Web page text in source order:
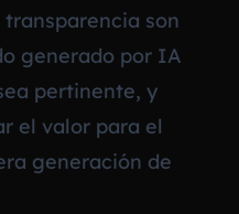
son
generado por IA
pertinente, y
el valor para el
generación de